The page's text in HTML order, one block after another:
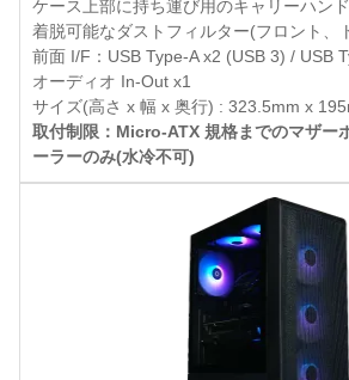
ケース上部に持ち運び用のキャリーハン
着脱可能なダストフィルター(フロント、
前面 I/F：USB Type-A x2 (USB 3) / USB
オーディオ In-Out x1
サイズ(高さ x 幅 x 奥行) : 323.5mm x
取付制限：Micro-ATX 規格までのマザー
ーラーのみ(水冷不可)